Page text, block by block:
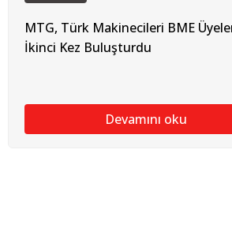
MTG, Türk Makinecileri BME
İkinci Kez Buluşturdu
Devamını oku